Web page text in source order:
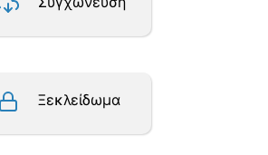
Ξεκλείδωμα